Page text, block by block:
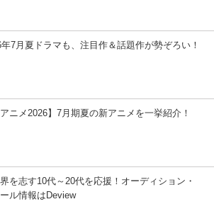
年7月夏ドラマも、注目作＆話題作が勢ぞろい！
アニメ2026】7月期夏の新アニメを一挙紹介！
を志す10代～20代を応援！オーディション・
ル情報はDeview